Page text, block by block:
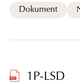
Dokument
1P-LSD